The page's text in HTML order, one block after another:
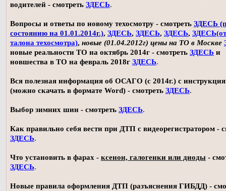
водителей - смотреть ЗДЕСЬ.
Вопросы и ответы по новому техосмотру - смотреть ЗДЕСЬ
состоянию на 01.01.2014г.), ЗДЕСЬ, ЗДЕСЬ, ЗДЕСЬ,
талона техосмотра), новые (01.04.2012г) цены на ТО в Москве
новые реальности ТО на октябрь 2014г - смотреть ЗДЕСЬ и
новшества в ТО на февраль 2018г ЗДЕСЬ.
Вся полезная информация об ОСАГО (с 2014г.) с
(можно скачать в формате Word) - смотреть ЗДЕСЬ.
Выбор зимних шин - смотреть ЗДЕСЬ.
Как правильно себя вести при ДТП с видеорегистратором -
ЗДЕСЬ.
Что установить в фарах - ксенон, галогенки или диоды -
ЗДЕСЬ.
Новые правила оформления ДТП (разъяснения ГИБДД) -